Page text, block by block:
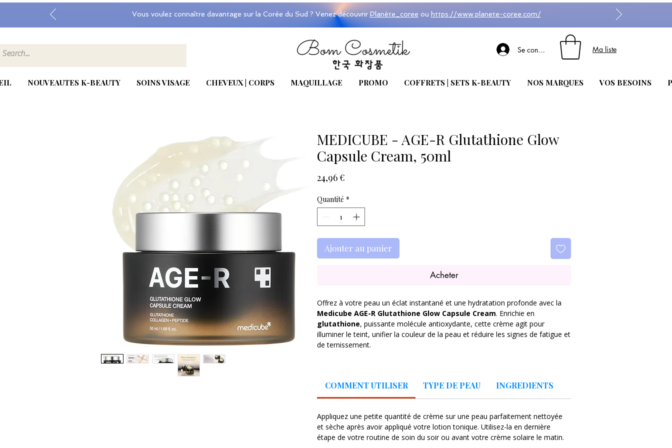
Vous voulez connaître davantage sur la Corée du Sud ? Venez découvrir Planète_coree ou https://www.planete-coree.com/
Se connecter Ma liste
NOUVEAUTES K-BEAUTY SOINS VISAGE CHEVEUX | CORPS MAQUILLAGE PROMO COFFRETS | SETS K-BEAUTY NOS MARQUES VOS BESOINS
MEDICUBE - AGE-R Glutathione Glow
Capsule Cream, 50ml
24,96 €
Quantité *
Ajouter au panier
Acheter
Offrez à votre peau un éclat instantané et une hydratation profonde avec la
Medicube AGE-R Glutathione Glow Capsule Cream. Enrichie en
glutathione, puissante molécule antioxydante, cette crème agit pour
illuminer le teint, unifier la couleur de la peau et réduire les signes de fatigue et
de ternissement.
mais enveloppante fond immédiatement sur le visage, laissant un fini
lumineux, frais et confortable.
✨Idéal pour :peaux ternes, fatiguées, sujettes aux taches ou manque
d’éclat.
💧Résultat :teint lumineux, hydraté, uniforme et visiblement revitalisé.
COMMENT UTILISER TYPE DE PEAU INGREDIENTS
Appliquez une petite quantité de crème sur une peau parfaitement nettoyée
et sèche après avoir appliqué votre lotion tonique. Utilisez-la en dernière
étape de votre routine de soin du soir ou avant votre crème solaire le matin.